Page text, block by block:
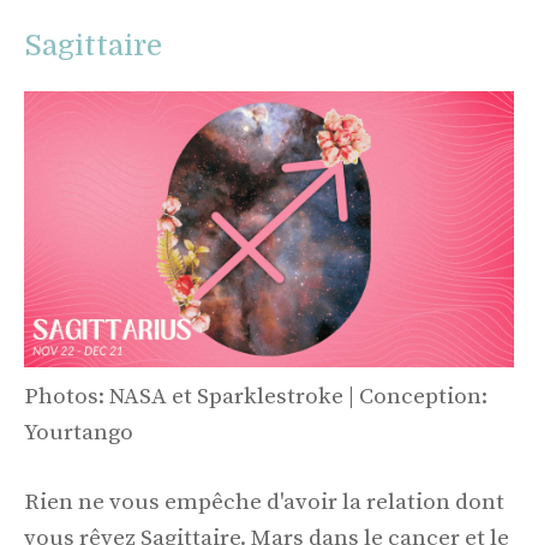
Sagittaire
Photos: NASA et Sparklestroke | Conception:
Yourtango
Rien ne vous empêche d'avoir la relation dont
vous rêvez Sagittaire. Mars dans le cancer et le